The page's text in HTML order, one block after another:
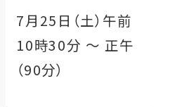
7月25日（土） 午前
10時30分 ～ 正午
（90分）